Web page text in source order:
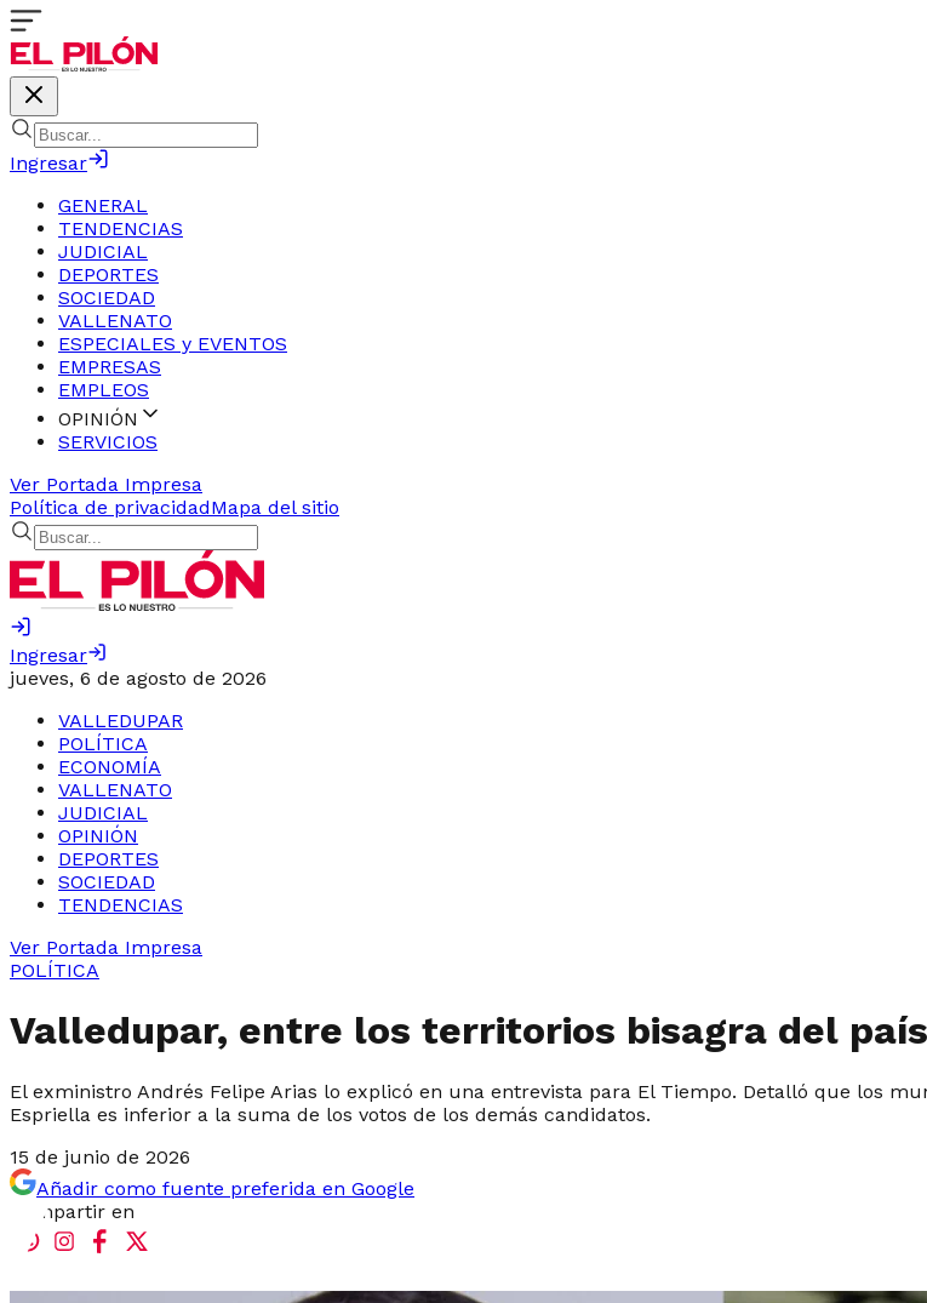
Ingresar
GENERAL
TENDENCIAS
JUDICIAL
DEPORTES
SOCIEDAD
VALLENATO
ESPECIALES y EVENTOS
EMPRESAS
EMPLEOS
OPINIÓN
SERVICIOS
Ver Portada Impresa
Política de privacidadMapa del sitio
Ingresar
jueves, 6 de agosto de 2026
VALLEDUPAR
POLÍTICA
ECONOMÍA
VALLENATO
JUDICIAL
OPINIÓN
DEPORTES
SOCIEDAD
TENDENCIAS
Ver Portada Impresa
POLÍTICA
Valledupar, entre los territorios bisagra del
El exministro Andrés Felipe Arias lo explicó en una entrevista para El Tiempo. Detalló que los
Espriella es inferior a la suma de los votos de los demás candidatos.
15 de junio de 2026
Añadir como fuente preferida en Google
Compartir en